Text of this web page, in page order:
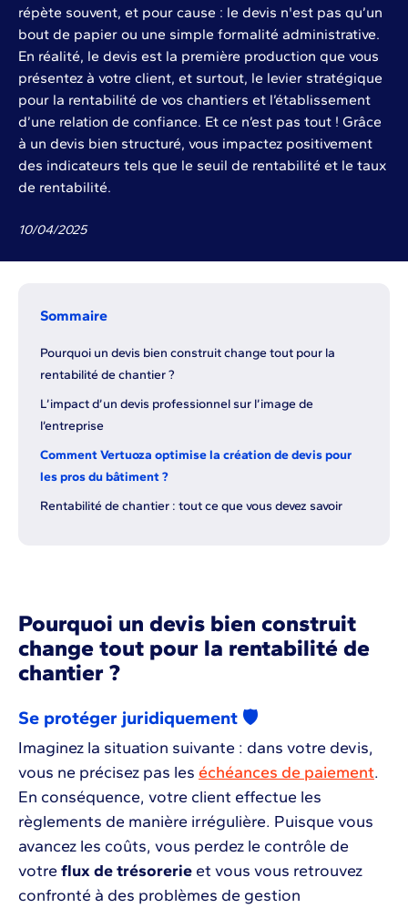
répète souvent, et pour cause : le devis n'est pas qu’un
bout de papier ou une simple formalité administrative.
En réalité, le devis est la première production que vous
présentez à votre client, et surtout, le levier stratégique
pour la rentabilité de vos chantiers et l’établissement
d’une relation de confiance. Et ce n’est pas tout ! Grâce
à un devis bien structuré, vous impactez positivement
des indicateurs tels que le seuil de rentabilité et le taux
de rentabilité.
10/04/2025
Sommaire
Pourquoi un devis bien construit change tout pour la
rentabilité de chantier ?
L’impact d’un devis professionnel sur l’image de
l’entreprise
Comment Vertuoza optimise la création de devis pour
les pros du bâtiment ?
Rentabilité de chantier : tout ce que vous devez savoir
Pourquoi un devis bien construit
change tout pour la rentabilité de
chantier ?
Se protéger juridiquement 🛡️
Imaginez la situation suivante : dans votre devis,
vous ne précisez pas les échéances de paiement.
En conséquence, votre client effectue les
règlements de manière irrégulière. Puisque vous
avancez les coûts, vous perdez le contrôle de
votre flux de trésorerie et vous vous retrouvez
confronté à des problèmes de gestion